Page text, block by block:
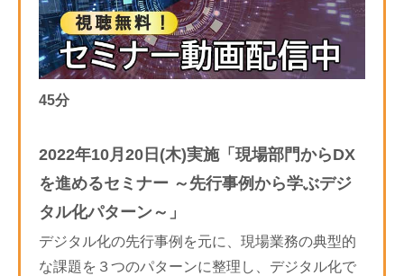
45分
2022年10月20日(木)実施「現場部門からDX
を進めるセミナー ～先行事例から学ぶデジ
タル化パターン～」
デジタル化の先行事例を元に、現場業務の典型的
な課題を３つのパターンに整理し、デジタル化で